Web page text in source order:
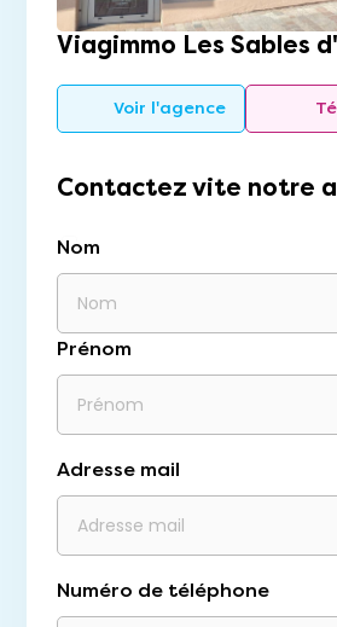
Viagimmo Les Sables
Voir l'agence
Contactez vite notre
Nom
Prénom
Adresse mail
Numéro de téléphone